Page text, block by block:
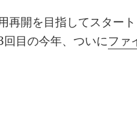
再開を目指してスター
回目の今年、ついにファ